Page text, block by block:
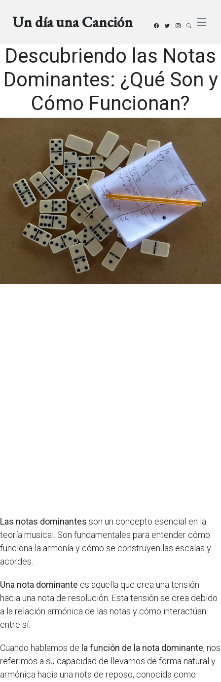
Un día una Canción
Descubriendo las Notas
Dominantes: ¿Qué Son y
Cómo Funcionan?
Las notas dominantes son un concepto esencial en la
teoría musical. Son fundamentales para entender cómo
funciona la armonía y cómo se construyen las escalas y
acordes.
Una nota dominante es aquella que crea una tensión
hacia una nota de resolución. Esta tensión se crea debido
a la relación armónica de las notas y cómo interactúan
entre sí.
Cuando hablamos de la función de la nota dominante, nos
referimos a su capacidad de llevarnos de forma natural y
armónica hacia una nota de reposo, conocida como